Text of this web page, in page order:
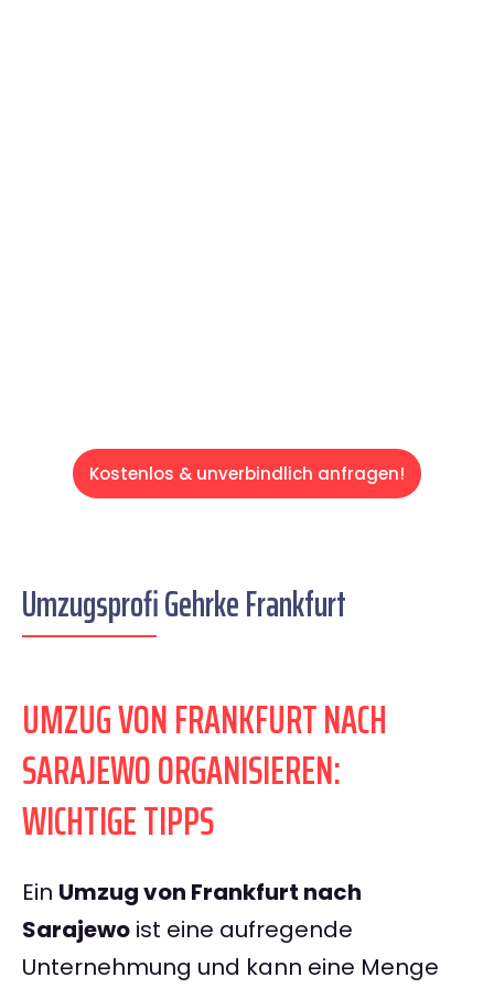
Kostenlos & unverbindlich anfragen!
Umzugsprofi Gehrke Frankfurt
UMZUG VON FRANKFURT NACH
SARAJEWO ORGANISIEREN:
WICHTIGE TIPPS
Ein Umzug von Frankfurt nach
Sarajewo ist eine aufregende
Unternehmung und kann eine Menge